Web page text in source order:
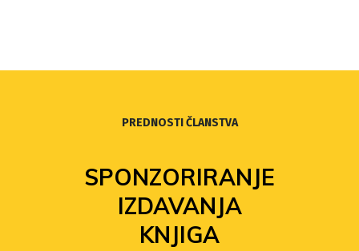
PREDNOSTI ČLANSTVA
SPONZORIRANJE
IZDAVANJA
KNJIGA